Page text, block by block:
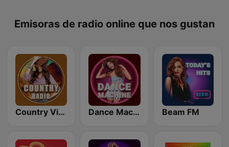
Emisoras de radio online que nos gustan
Country Vibes Dance Machine Beam FM